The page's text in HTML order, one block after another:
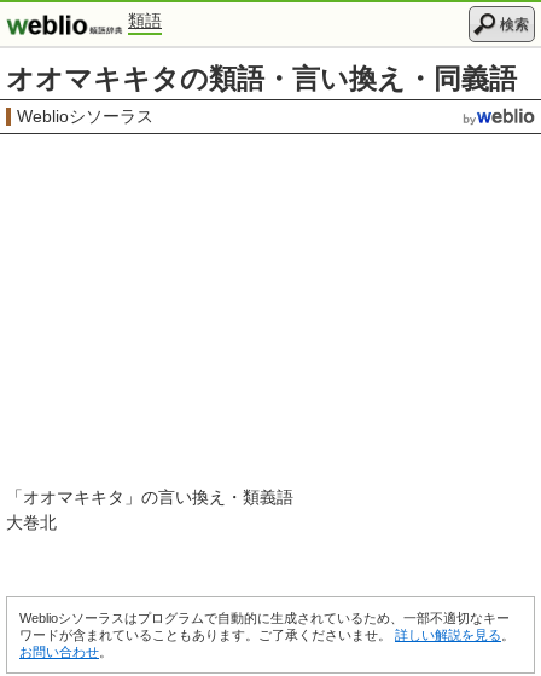
類語 検索
オオマキキタの類語・言い換え・同義語
Weblioシソーラス
「オオマキキタ 」の言い換え・類義語
大巻北
Weblioシソーラスはプログラムで自動的に生成されているため、一部不適切なキー
ワードが含まれていることもあります。ご了承くださいませ。 詳しい解説を見る
お問い合わせ